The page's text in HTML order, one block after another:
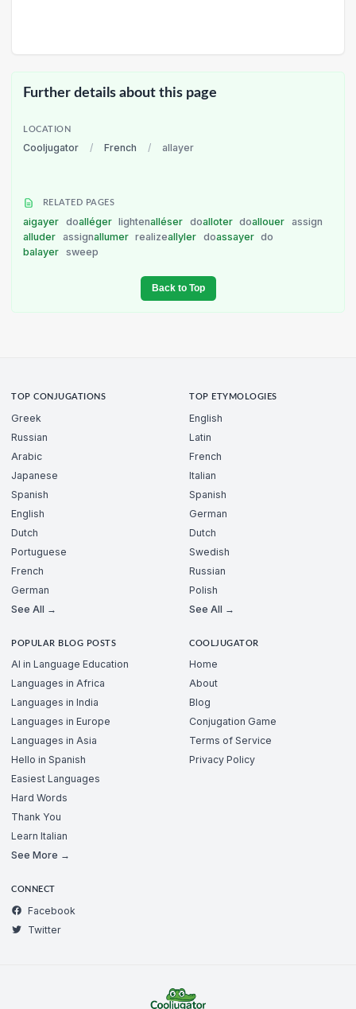
Further details about this page
LOCATION
Cooljugator / French / allayer
RELATED PAGES
aigayer doalléger lightenalléser doalloter doallouer assign
alluder assignallumer realizeallyler doassayer do
balayer sweep
Back to Top
TOP CONJUGATIONS
Greek
Russian
Arabic
Japanese
Spanish
English
Dutch
Portuguese
French
German
See All →
TOP ETYMOLOGIES
English
Latin
French
Italian
Spanish
German
Dutch
Swedish
Russian
Polish
See All →
POPULAR BLOG POSTS
AI in Language Education
Languages in Africa
Languages in India
Languages in Europe
Languages in Asia
Hello in Spanish
Easiest Languages
Hard Words
Thank You
Learn Italian
See More →
COOLJUGATOR
Home
About
Blog
Conjugation Game
Terms of Service
Privacy Policy
CONNECT
Facebook
Twitter